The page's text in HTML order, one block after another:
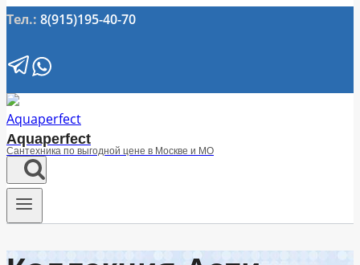
Тел.: 8(915)195-40-70
Aquaperfect
Сантехника по выгодной цене в Москве и МО